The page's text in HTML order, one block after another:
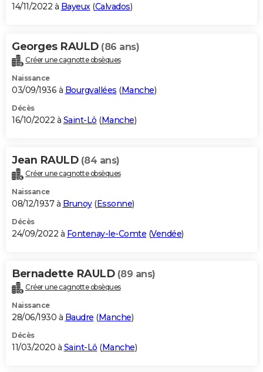
14/11/2022 à Bayeux(Calvados)
Georges RAULD (86 ans)
Créer une cagnotte obsèques
Naissance
03/09/1936 à Bourgvallées (Manche)
Décès
16/10/2022 à Saint-Lô (Manche)
Jean RAULD (84 ans)
Créer une cagnotte obsèques
Naissance
08/12/1937 à Brunoy(Essonne)
Décès
24/09/2022 à Fontenay-le-Comte (Vendée)
Bernadette RAULD (89 ans)
Créer une cagnotte obsèques
Naissance
28/06/1930 à Baudre (Manche)
Décès
11/03/2020 à Saint-Lô (Manche)